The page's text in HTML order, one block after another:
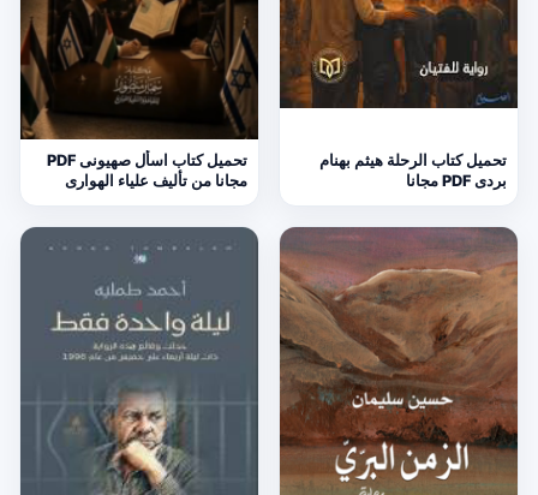
تحميل كتاب الرحلة هيثم بهنام
بردى PDF مجانا
تحميل كتاب اسأل صهيونى PDF
مجانا من تأليف علياء الهوارى